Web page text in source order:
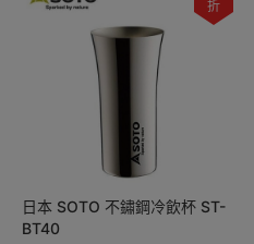
折
日本 SOTO 不鏽鋼冷飲杯 ST-
BT40